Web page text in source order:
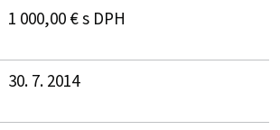
1 000,00 € s DPH
30. 7. 2014